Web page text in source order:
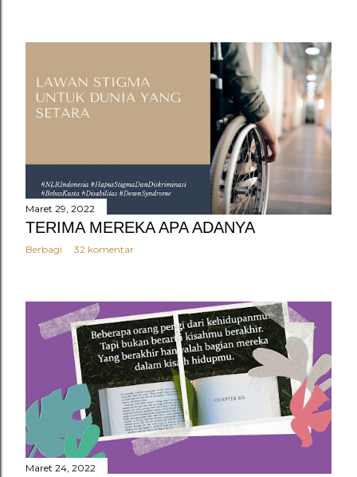
Maret 29, 2022
TERIMA MEREKA APA ADANYA
Berbagi 32 komentar
Maret 24, 2022